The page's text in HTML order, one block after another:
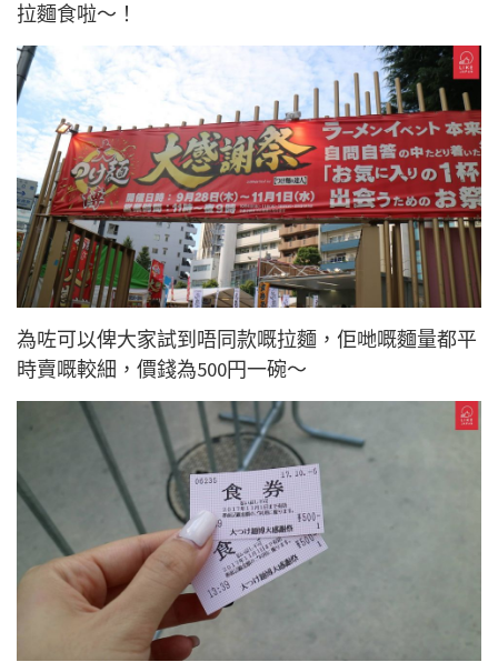
拉麵食啦～！
為咗可以俾大家試到唔同款嘅拉麵，佢哋嘅麵量都平
時賣嘅較細，價錢為500円一碗～